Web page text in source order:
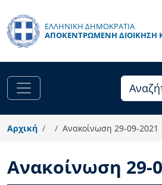
ΕΛΛΗΝΙΚΗ ΔΗΜΟΚΡΑΤΙΑ
ΑΠΟΚΕΝΤΡΩΜΈΝΗ ΔΙΟΊΚΗΣΗ
Αρχική Ανακοίνωση 29-09-2021
Ανακοίνωση 29-